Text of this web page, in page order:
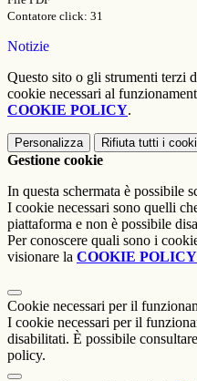
Contatore click: 31
Notizie
Questo sito o gli strumenti terzi
cookie necessari al
COOKIE POLICY.
Personalizza Rifiuta tutti i
Gestione cookie
In questa schermata è possibile
I cookie necessari sono quelli
piattaforma e non è possibile
Per conoscere quali sono i
visionare la COOKIE POLICY
Cookie necessari per il
I cookie necessari per il
disabilitati. È possibile
policy.